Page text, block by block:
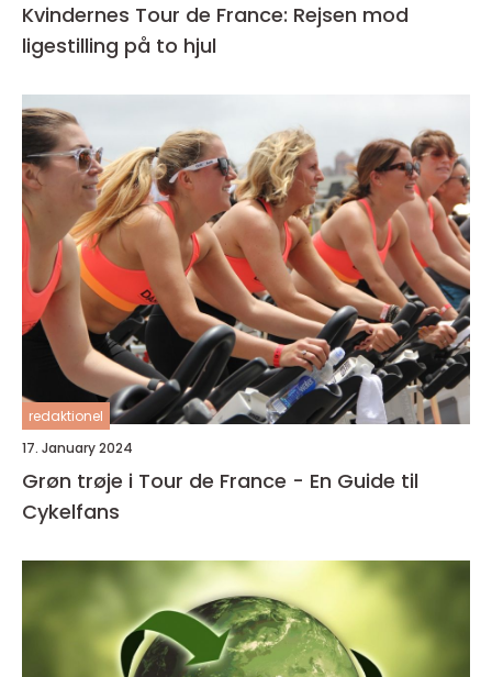
Kvindernes Tour de France: Rejsen mod
ligestilling på to hjul
redaktionel
17. January 2024
Grøn trøje i Tour de France - En Guide til
Cykelfans